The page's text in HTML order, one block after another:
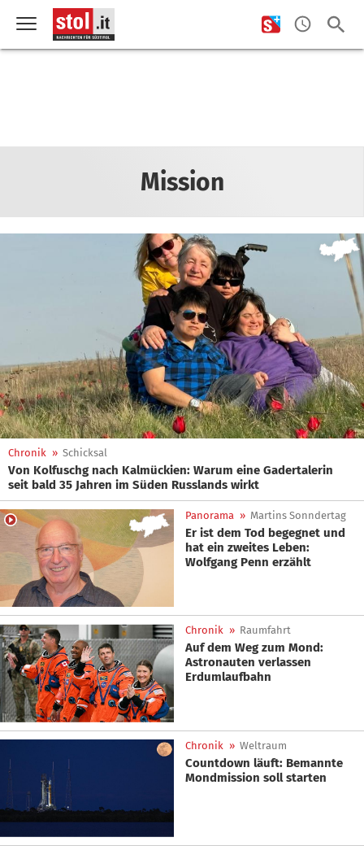
Mission
Chronik » Schicksal
Von Kolfuschg nach Kalmückien: Warum eine Gadertalerin
seit bald 35 Jahren im Süden Russlands wirkt
Panorama » Martins Sonndertag
Er ist dem Tod begegnet und
hat ein zweites Leben:
Wolfgang Penn erzählt
Chronik » Raumfahrt
Auf dem Weg zum Mond:
Astronauten verlassen
Erdumlaufbahn
Chronik » Weltraum
Countdown läuft: Bemannte
Mondmission soll starten